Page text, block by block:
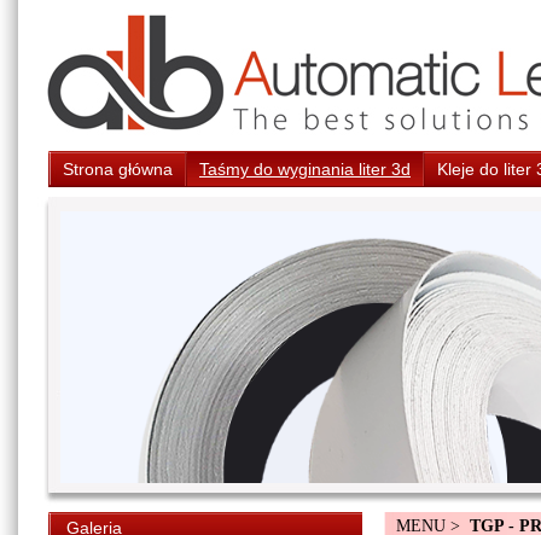
Strona główna Taśmy do wyginania liter 3d Kleje do liter
Galeria MENU > TGP -